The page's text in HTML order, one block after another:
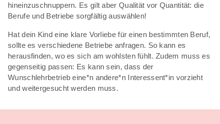
hineinzuschnuppern. Es gilt aber Qualität vor Quantität: die
Berufe und Betriebe sorgfältig auswählen!
Hat dein Kind eine klare Vorliebe für einen bestimmten Beruf,
sollte es verschiedene Betriebe anfragen. So kann es
herausfinden, wo es sich am wohlsten fühlt. Zudem muss es
gegenseitig passen: Es kann sein, dass der
Wunschlehrbetrieb eine*n andere*n Interessent*in vorzieht
und weitergesucht werden muss.